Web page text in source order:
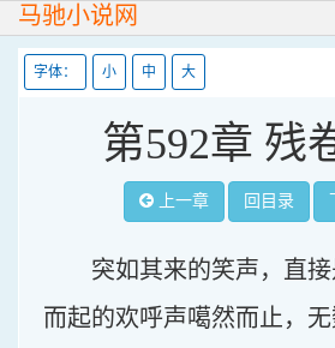
马驰小说网
字体： 小 中 大
第592章 残
上一章 回目录
突如其来的笑声，直
而起的欢呼声噶然而止，